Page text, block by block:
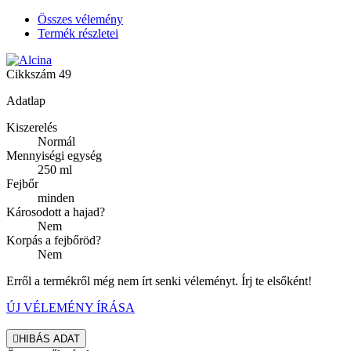
Összes vélemény
Termék részletei
Cikkszám 49
Adatlap
Kiszerelés
Normál
Mennyiségi egység
250 ml
Fejbőr
minden
Károsodott a hajad?
Nem
Korpás a fejbőröd?
Nem
Erről a termékről még nem írt senki véleményt. Írj te elsőként!
ÚJ VÉLEMÉNY ÍRÁSA
HIBÁS ADAT